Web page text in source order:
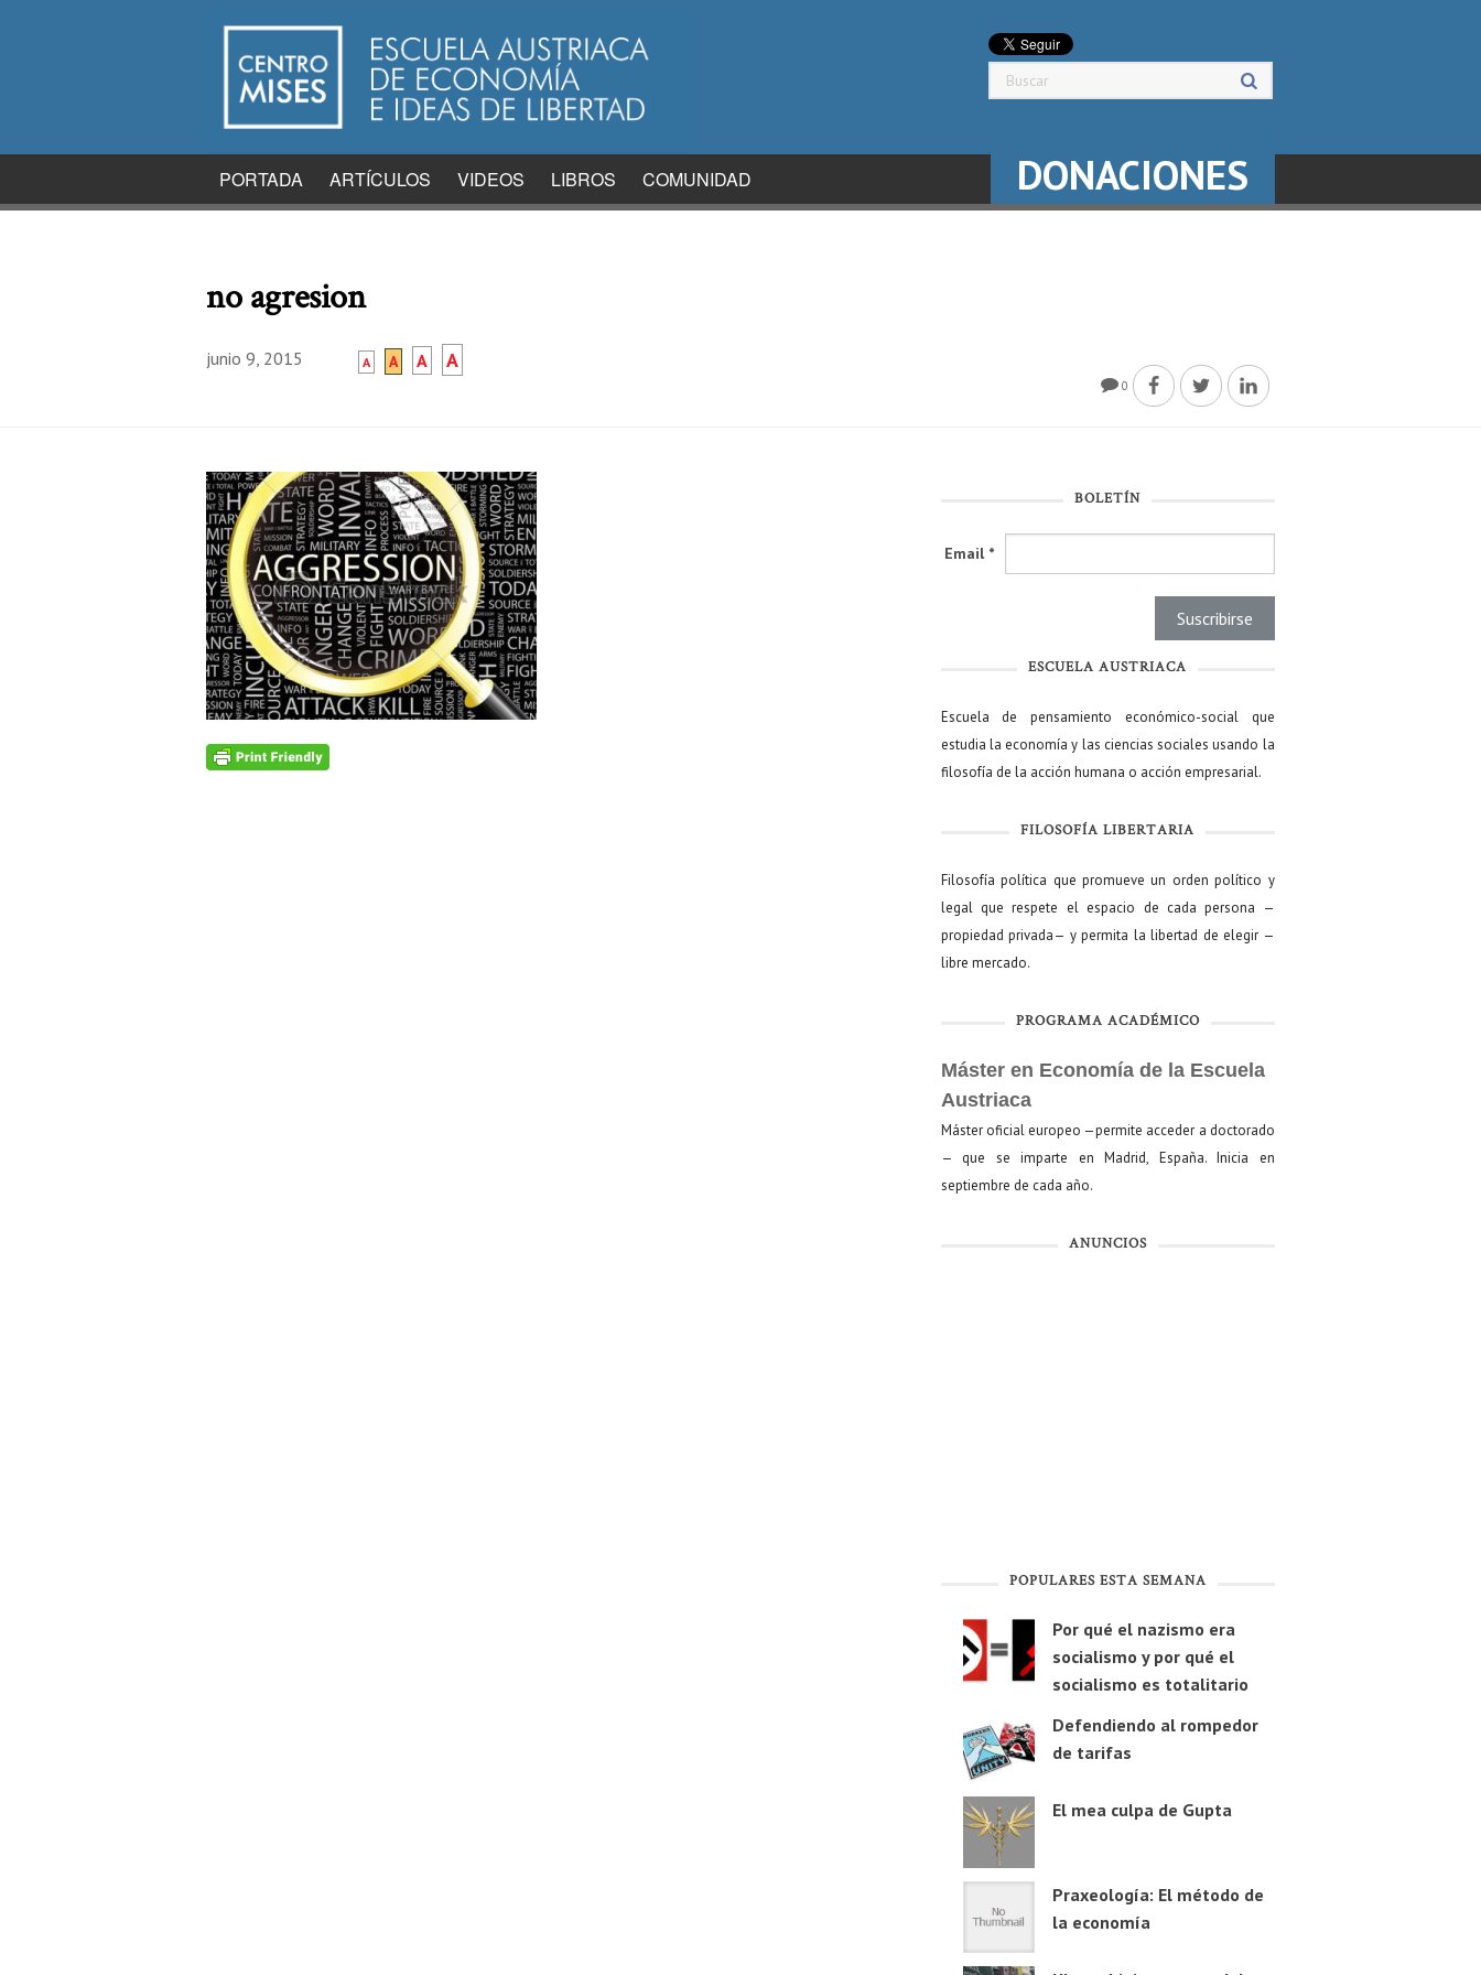
PORTADA ARTÍCULOS VIDEOS LIBROS COMUNIDAD DONACIONES
no agresion
junio 9, 2015 A A A A
0
BOLETÍN
Email *
ESCUELA AUSTRIACA
Escuela de pensamiento económico-social que
estudia la economía y las ciencias sociales usando la
filosofía de la acción humana o acción empresarial.
FILOSOFÍA LIBERTARIA
Filosofía política que promueve un orden político y
legal que respete el espacio de cada persona —
propiedad privada— y permita la libertad de elegir —
libre mercado.
PROGRAMA ACADÉMICO
Máster en Economía de la Escuela
Austriaca
Máster oficial europeo —permite acceder a doctorado
— que se imparte en Madrid, España. Inicia en
septiembre de cada año.
ANUNCIOS
POPULARES ESTA SEMANA
Por qué el nazismo era
socialismo y por qué el
socialismo es totalitario
Defendiendo al rompedor
de tarifas
El mea culpa de Gupta
Praxeología: El método de
la economía